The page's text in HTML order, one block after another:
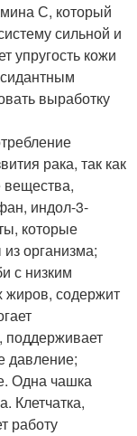
С, который
сильной и
упругость кожи
выработку
рака, так как
индол-3-
которые
организма;
с низким
жиров, содержит
поддерживает
давление;
Одна чашка
Клетчатка,
работу